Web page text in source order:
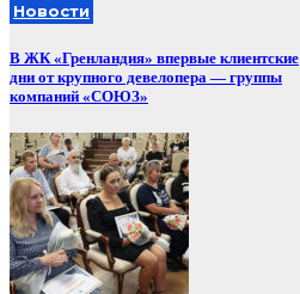
Новости
В ЖК «Гренландия» впервые клиентские
дни от крупного девелопера — группы
компаний «СОЮЗ»